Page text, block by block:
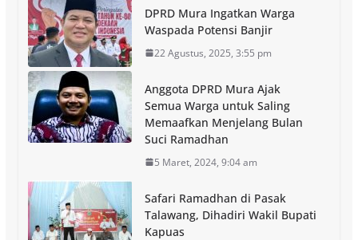
DPRD Mura Ingatkan Warga
Waspada Potensi Banjir
22 Agustus, 2025, 3:55 pm
Anggota DPRD Mura Ajak
Semua Warga untuk Saling
Memaafkan Menjelang Bulan
Suci Ramadhan
5 Maret, 2024, 9:04 am
Safari Ramadhan di Pasak
Talawang, Dihadiri Wakil Bupati
Kapuas